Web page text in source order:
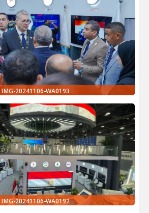
IMG-20241106-WA0193
IMG-20241106-WA0192